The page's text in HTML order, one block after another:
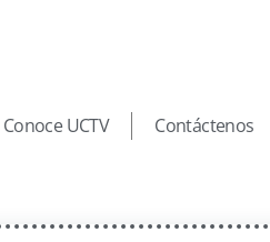
Conoce UCTV Contáctenos